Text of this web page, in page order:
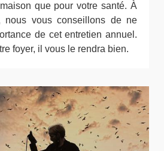
que pour votre santé. À
nous vous conseillons de ne
de cet entretien annuel.
foyer, il vous le rendra bien.